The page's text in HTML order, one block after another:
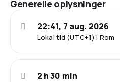
Generelle oplysninger
Lokal tid (UTC+1) i Rom
22:41, 7 aug. 2026
2 h 30 min